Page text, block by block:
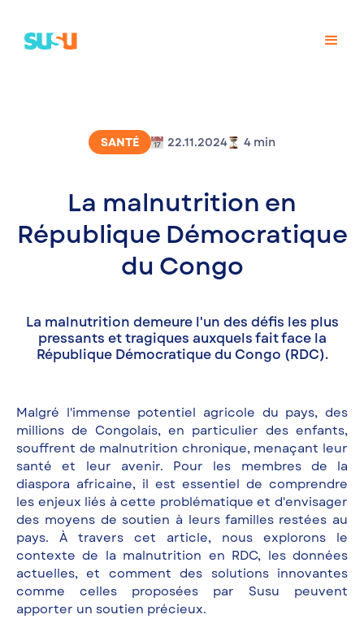
SANTÉ 22.11.2024 4 min
La malnutrition en
République Démocratique
du Congo
La malnutrition demeure l'un des défis les plus
pressants et tragiques auxquels fait face la
République Démocratique du Congo (RDC).
Malgré l'immense potentiel agricole du pays, des
millions de Congolais, en particulier des enfants,
souffrent de malnutrition chronique, menaçant leur
santé et leur avenir. Pour les membres de la
diaspora africaine, il est essentiel de comprendre
les enjeux liés à cette problématique et d'envisager
des moyens de soutien à leurs familles restées au
pays. À travers cet article, nous explorons le
contexte de la malnutrition en RDC, les données
actuelles, et comment des solutions innovantes
comme celles proposées par Susu peuvent
apporter un soutien précieux.